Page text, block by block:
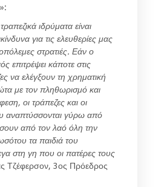
ιδρύματα είναι
για τις ελευθερίες μας
στρατιές. Εάν ο
επιτρέψει κάποτε στις
να ελέγξουν τη χρηματική
με τον πληθωρισμό και
οι τράπεζες και οι
αναπτύσσονται γύρω από
από τον λαό όλη την
τα παιδιά του
στη γη που οι πατέρες τους
Τζέφερσον, 3ος Πρόεδρος